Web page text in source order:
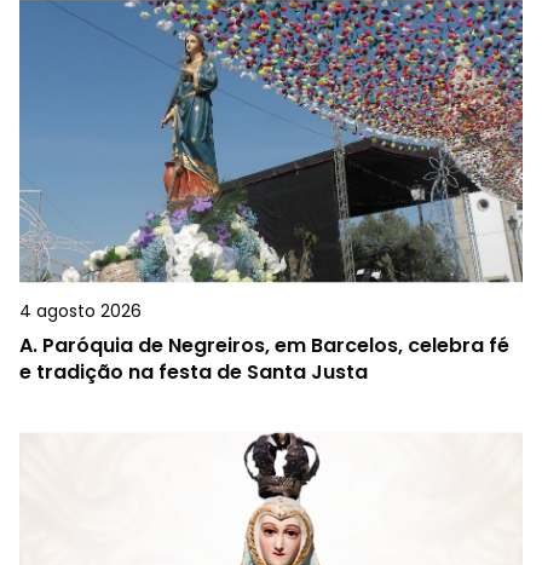
4 agosto 2026
A. Paróquia de Negreiros, em Barcelos, celebra fé
e tradição na festa de Santa Justa